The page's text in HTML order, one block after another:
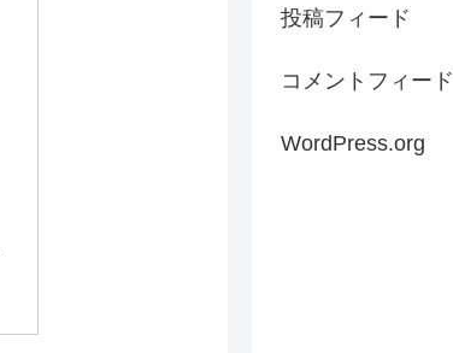
投稿フィード
コメントフィード
WordPress.org